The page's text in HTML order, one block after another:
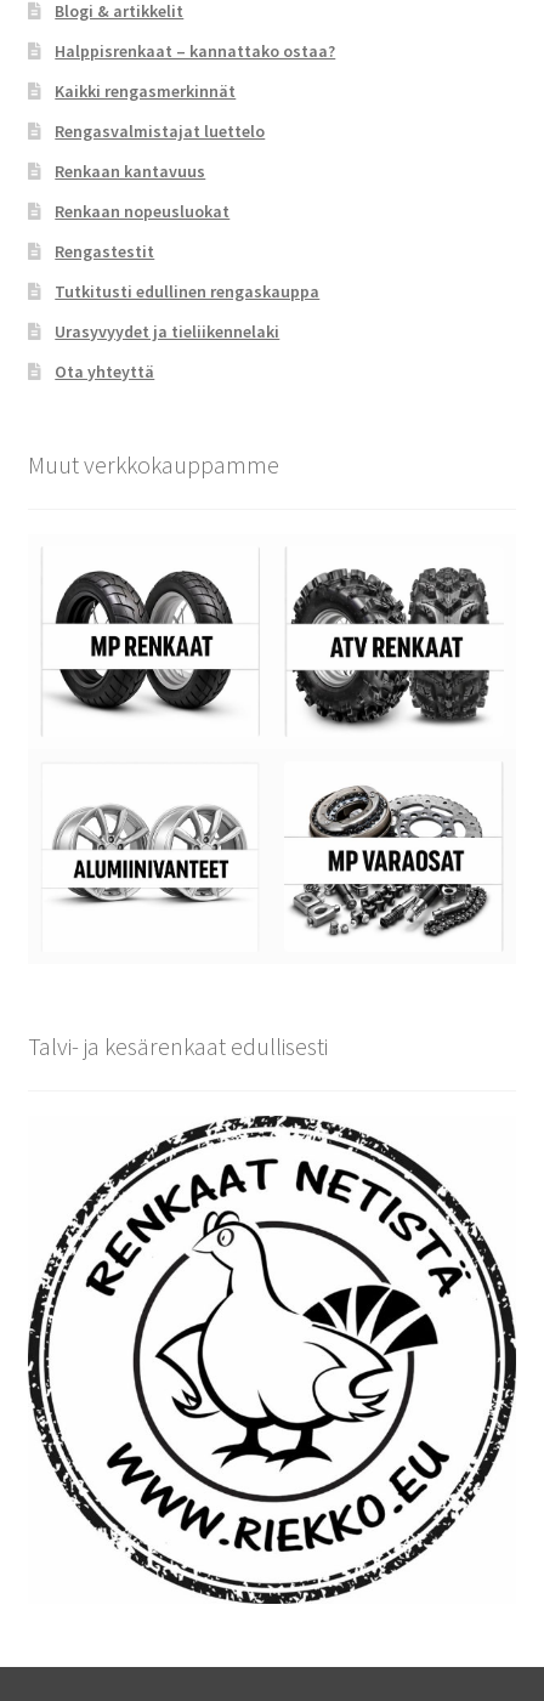
Blogi & artikkelit
Halppisrenkaat – kannattako ostaa?
Kaikki rengasmerkinnät
Rengasvalmistajat luettelo
Renkaan kantavuus
Renkaan nopeusluokat
Rengastestit
Tutkitusti edullinen rengaskauppa
Urasyvyydet ja tieliikennelaki
Ota yhteyttä
Muut verkkokauppamme
Talvi- ja kesärenkaat edullisesti